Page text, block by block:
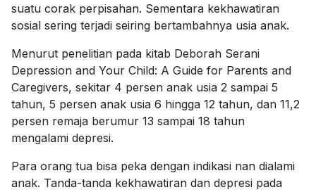
suatu corak perpisahan. Sementara kekhawatiran
sosial sering terjadi seiring bertambahnya usia anak.
Menurut penelitian pada kitab Deborah Serani
Depression and Your Child: A Guide for Parents and
Caregivers, sekitar 4 persen anak usia 2 sampai 5
tahun, 5 persen anak usia 6 hingga 12 tahun, dan 11,2
persen remaja berumur 13 sampai 18 tahun
mengalami depresi.
Para orang tua bisa peka dengan indikasi nan dialami
anak. Tanda-tanda kekhawatiran dan depresi pada